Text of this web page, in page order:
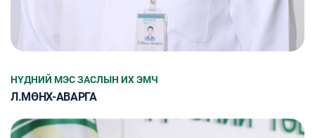
НҮДНИЙ МЭС ЗАСЛЫН ИХ ЭМЧ
Л.МӨНХ-АВАРГА